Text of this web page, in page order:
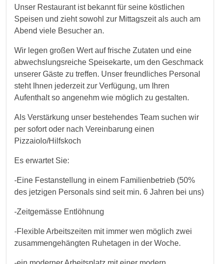
Unser Restaurant ist bekannt für seine köstlichen
Speisen und zieht sowohl zur Mittagszeit als auch am
Abend viele Besucher an.
Wir legen großen Wert auf frische Zutaten und eine
abwechslungsreiche Speisekarte, um den Geschmack
unserer Gäste zu treffen. Unser freundliches Personal
steht Ihnen jederzeit zur Verfügung, um Ihren
Aufenthalt so angenehm wie möglich zu gestalten.
Als Verstärkung unser bestehendes Team suchen wir
per sofort oder nach Vereinbarung einen
Pizzaiolo/Hilfskoch
Es erwartet Sie:
-Eine Festanstellung in einem Familienbetrieb (50%
des jetzigen Personals sind seit min. 6 Jahren bei uns)
-Zeitgemässe Entlöhnung
-Flexible Arbeitszeiten mit immer wen möglich zwei
zusammengehängten Ruhetagen in der Woche.